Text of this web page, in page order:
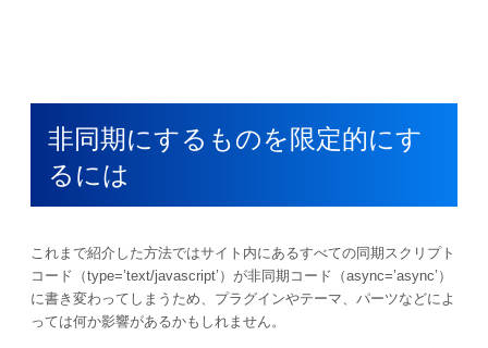
非同期にするものを限定的にす
るには
これまで紹介した方法ではサイト内にあるすべての同期スクリプト
コード（type=’text/javascript’）が非同期コード（async=’async’）
に書き変わってしまうため、プラグインやテーマ、パーツなどによ
っては何か影響があるかもしれません。